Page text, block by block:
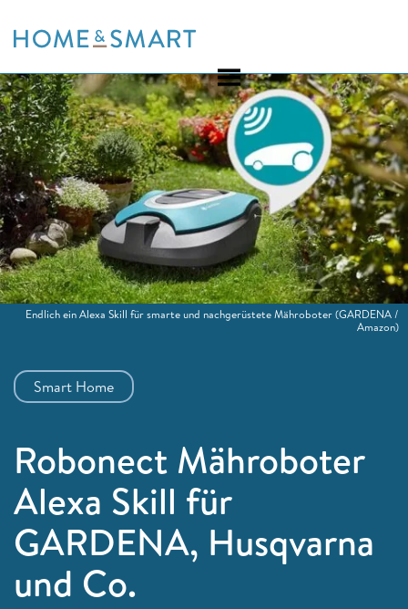
to
Smart Home
Robonect Mähroboter
Alexa Skill für
GARDENA, Husqvarna
und Co.
Endlich ein Alexa Skill für smarte und nachgerüstete Mähroboter(GARDENA /
Amazon)